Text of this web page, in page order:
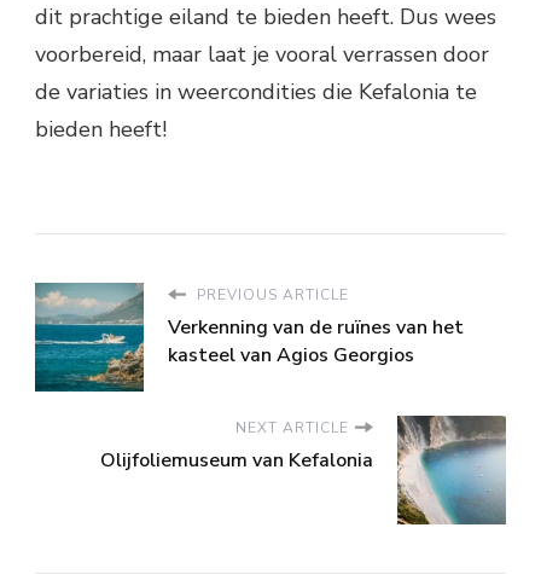
dit prachtige eiland te bieden heeft. Dus wees
voorbereid, maar laat je vooral verrassen door
de variaties in weercondities die Kefalonia te
bieden heeft!
PREVIOUS ARTICLE
Verkenning van de ruïnes van het
kasteel van Agios Georgios
NEXT ARTICLE
Olijfoliemuseum van Kefalonia